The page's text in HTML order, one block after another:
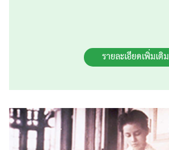
รายละเอียดเพิ่มเติม